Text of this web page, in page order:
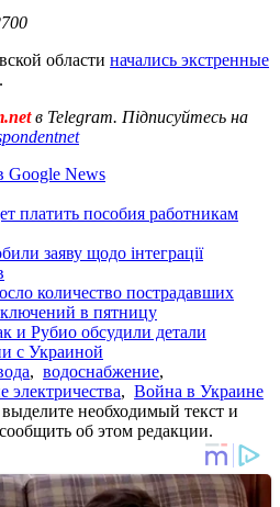
области начались экстренные
.
в Telegram. Підписуйтесь на
Google News
платить пособия работникам
заяву щодо інтеграції
количество пострадавших
в пятницу
и Рубио обсудили детали
с Украиной
, водоснабжение,
электричества, Война в Украине
необходимый текст и
об этом редакции.